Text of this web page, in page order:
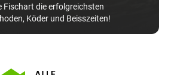
Fischart die erfolgreichsten
Köder und Beisszeiten!